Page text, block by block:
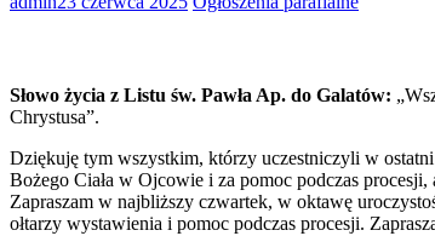
Słowo życia z Listu św. Pawła Ap. do Galatów:
Chrystusa”.
Dziękuję tym wszystkim, którzy uczestniczyli w
Bożego Ciała w Ojcowie i za pomoc podczas
Zapraszam w najbliższy czwartek, w oktawę
ołtarzy wystawienia i pomoc podczas procesji.